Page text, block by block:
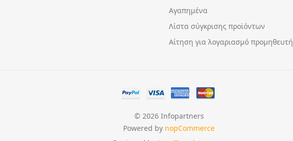
Αγαπημένα
Λίστα σύγκρισης προϊόντων
Αίτηση για λογαριασμό προμηθευτή
© 2026 Infopartners
Powered by nopCommerce